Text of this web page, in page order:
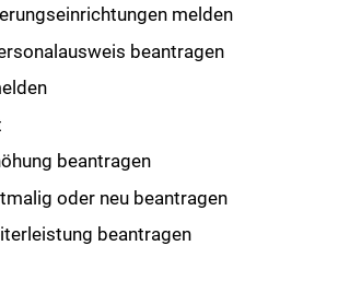
melden
beantragen
beantragen
oder neu beantragen
beantragen